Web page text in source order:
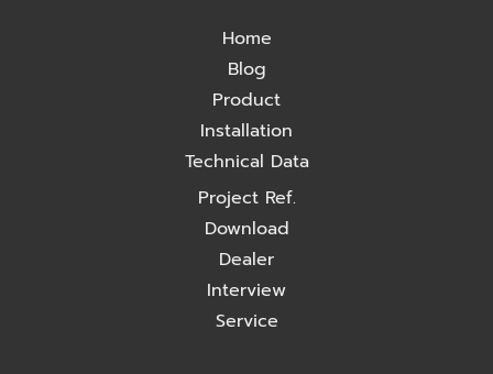
Home
Blog
Product
Installation
Technical Data
Project Ref.
Download
Dealer
Interview
Service